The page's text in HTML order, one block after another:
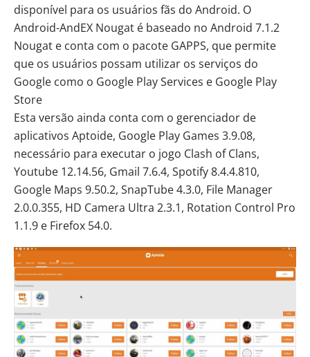
disponível para os usuários fãs do Android. O
Android-AndEX Nougat é baseado no Android 7.1.2
Nougat e conta com o pacote GAPPS, que permite
que os usuários possam utilizar os serviços do
Google como o Google Play Services e Google Play
Store
Esta versão ainda conta com o gerenciador de
aplicativos Aptoide, Google Play Games 3.9.08,
necessário para executar o jogo Clash of Clans,
Youtube 12.14.56, Gmail 7.6.4, Spotify 8.4.4.810,
Google Maps 9.50.2, SnapTube 4.3.0, File Manager
2.0.0.355, HD Camera Ultra 2.3.1, Rotation Control Pro
1.1.9 e Firefox 54.0.